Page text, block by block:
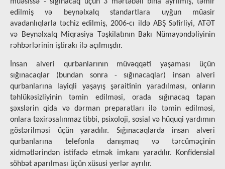
edilmiş və beynəlxalq standartlara uyğun müasir
avadanlıqlarla təchiz edilmiş, 2006-cı ildə ABŞ Səfirliyi, ATƏT
və Beynəlxalq Miqrasiya Təşkilatının Bakı Nümayəndəliyinin
rəhbərlərinin iştirakı ilə açılmışdır.
İnsan alveri qurbanlarının müvəqqəti yaşaması üçün
sığınacaqlar (bundan sonra - sığınacaqlar) insan alveri
qurbanlarına layiqli yaşayış şəraitinin yaradılması, onların
təhlükəsizliyinin təmin edilməsi, orada sığınacaq tapan
şəxslərin qida və dərman preparatları ilə təmin edilməsi,
onlara təxirəsalınmaz tibbi, psixoloji, sosial və hüquqi yardımın
göstərilməsi üçün yaradılır. Sığınacaqlarda insan alveri
qurbanlarına telefonla danışmaq və tərcüməçinin
xidmətlərindən istifadə etmək imkanı yaradılır. Konfidensial
söhbət aparılması üçün xüsusi yerlər ayrılır.